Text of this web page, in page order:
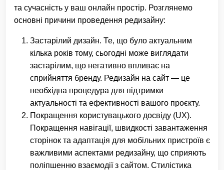
та сучасність у ваш онлайн простір. Розглянемо
основні причини проведення редизайну:
Застарілий дизайн. Те, що було актуальним
кілька років тому, сьогодні може виглядати
застарілим, що негативно впливає на
сприйняття бренду. Редизайн на сайт — це
необхідна процедура для підтримки
актуальності та ефективності вашого проєкту.
Покращення користувацького досвіду (UX).
Покращення навігації, швидкості завантаження
сторінок та адаптація для мобільних пристроїв є
важливими аспектами редизайну, що сприяють
поліпшенню взаємодії з сайтом. Стилістика